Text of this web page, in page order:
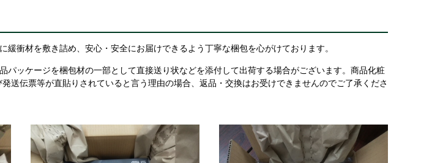
衝材を敷き詰め、安心・安全にお届けできるよう丁寧な梱包を心がけております。
ッケージを梱包材の一部として直接送り状などを添付して出荷する場合がございます。商品化粧
伝票等が直貼りされていると言う理由の場合、返品・交換はお受けできませんのでご了承くださ